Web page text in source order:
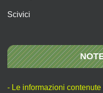
Scivici
- Le informazioni